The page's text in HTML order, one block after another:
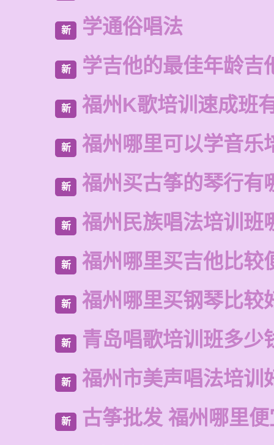
新 学通俗唱法
新 学吉他的最佳年龄吉
新 福州K歌培训速成班
新 福州哪里可以学音乐
新 福州买古筝的琴行有
新 福州民族唱法培训班
新 福州哪里买吉他比较
新 福州哪里买钢琴比较
新 青岛唱歌培训班多少
新 福州市美声唱法培训
新 古筝批发 福州哪里